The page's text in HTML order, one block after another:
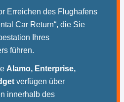
Erreichen des Flughafens
Car Return“, die Sie
Ihres
führen.
Alamo, Enterprise,
verfügen über
innerhalb des